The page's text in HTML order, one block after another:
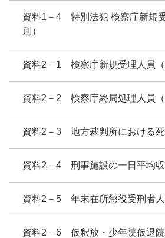
資料1－4 特別法犯 検察庁新規
別）
資料2－1 検察庁新規受理人員（
資料2－2 検察庁終局処理人員（
資料2－3 地方裁判所における
資料2－4 刑事施設の一日平均
資料2－5 年末在所懲役受刑者人
資料2－6 仮釈放・少年院仮退院